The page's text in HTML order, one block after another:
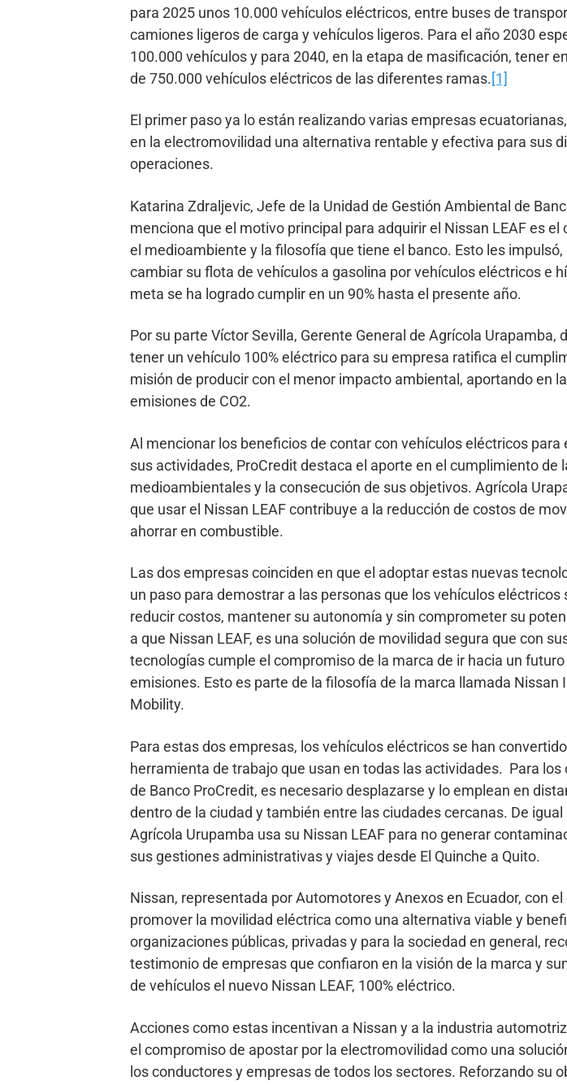
para 2025 unos 10.000 vehículos eléctricos, entre buses de
camiones ligeros de carga y vehículos ligeros. Para el año 2030
100.000 vehículos y para 2040, en la etapa de masificación, tener
de 750.000 vehículos eléctricos de las diferentes ramas.[1]
El primer paso ya lo están realizando varias empresas
en la electromovilidad una alternativa rentable y efectiva para sus
operaciones.
Katarina Zdraljevic, Jefe de la Unidad de Gestión Ambiental de
menciona que el motivo principal para adquirir el Nissan LEAF es el
el medioambiente y la filosofía que tiene el banco. Esto les impulsó,
cambiar su flota de vehículos a gasolina por vehículos eléctricos e
meta se ha logrado cumplir en un 90% hasta el presente año.
Por su parte Víctor Sevilla, Gerente General de Agrícola Urapamba,
tener un vehículo 100% eléctrico para su empresa ratifica el
misión de producir con el menor impacto ambiental, aportando en
emisiones de CO2.
Al mencionar los beneficios de contar con vehículos eléctricos para
sus actividades, ProCredit destaca el aporte en el cumplimiento de
medioambientales y la consecución de sus objetivos. Agrícola
que usar el Nissan LEAF contribuye a la reducción de costos de
ahorrar en combustible.
Las dos empresas coinciden en que el adoptar estas nuevas
un paso para demostrar a las personas que los vehículos eléctricos
reducir costos, mantener su autonomía y sin comprometer su
a que Nissan LEAF, es una solución de movilidad segura que con
tecnologías cumple el compromiso de la marca de ir hacia un
emisiones. Esto es parte de la filosofía de la marca llamada Nissan
Mobility.
Para estas dos empresas, los vehículos eléctricos se han
herramienta de trabajo que usan en todas las actividades. Para los
de Banco ProCredit, es necesario desplazarse y lo emplean en
dentro de la ciudad y también entre las ciudades cercanas. De igual
Agrícola Urupamba usa su Nissan LEAF para no generar
sus gestiones administrativas y viajes desde El Quinche a Quito.
Nissan, representada por Automotores y Anexos en Ecuador, con
promover la movilidad eléctrica como una alternativa viable y
organizaciones públicas, privadas y para la sociedad en general,
testimonio de empresas que confiaron en la visión de la marca y
de vehículos el nuevo Nissan LEAF, 100% eléctrico.
Acciones como estas incentivan a Nissan y a la industria
el compromiso de apostar por la electromovilidad como una
los conductores y empresas de todos los sectores. Reforzando su